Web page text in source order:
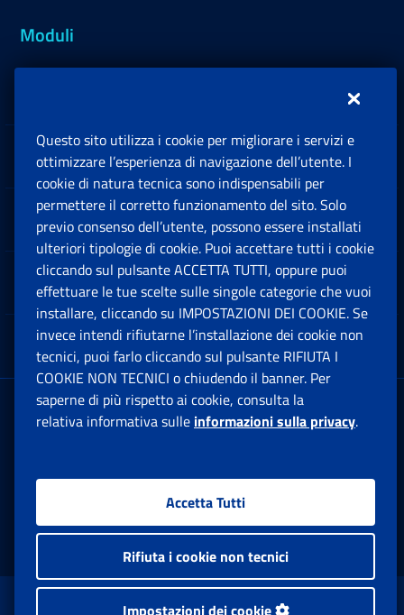
Moduli
Sedi e Contatti
Software
Note Legali
App mobile
Sede Legale : Via Ciro il Grande, 21
00144 Roma
Facebook: Apre una nuova finestra
Twitter: Apre una nuova finestra
Whatsapp: Apre una nuova
Youtube: Apre una
Instagram:
www.inps.gov.it © 1997-2026
Questo sito utilizza i cookie per migliorare i servizi e
ottimizzare l’esperienza di navigazione dell’utente. I
cookie di natura tecnica sono indispensabili per
permettere il corretto funzionamento del sito. Solo
previo consenso dell’utente, possono essere installati
ulteriori tipologie di cookie. Puoi accettare tutti i cookie
cliccando sul pulsante ACCETTA TUTTI, oppure puoi
effettuare le tue scelte sulle singole categorie che vuoi
installare, cliccando su IMPOSTAZIONI DEI COOKIE. Se
invece intendi rifiutarne l’installazione dei cookie non
tecnici, puoi farlo cliccando sul pulsante RIFIUTA I
COOKIE NON TECNICI o chiudendo il banner. Per
saperne di più rispetto ai cookie, consulta la
relativa informativa sulle informazioni sulla privacy.
Accetta Tutti
Rifiuta i cookie non tecnici
Impostazioni dei cookie